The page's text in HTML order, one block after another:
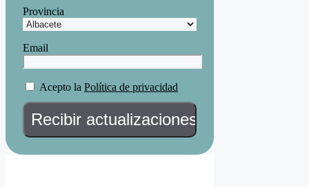
Provincia
Email
Acepto la Política de privacidad